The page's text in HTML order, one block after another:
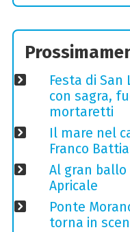
Festa di San
con sagra,
mortaretti
Il mare nel
Franco
Al gran ballo
Apricale
Ponte
torna in